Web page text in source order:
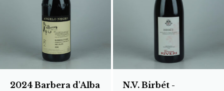
2024 Barbera d'Alba
N.V. Birbét -